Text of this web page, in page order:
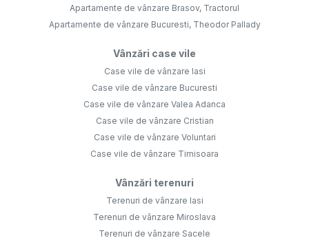
Apartamente de vânzare Brasov, Tractorul
Apartamente de vânzare Bucuresti, Theodor Pallady
Vânzări case vile
Case vile de vânzare Iasi
Case vile de vânzare Bucuresti
Case vile de vânzare Valea Adanca
Case vile de vânzare Cristian
Case vile de vânzare Voluntari
Case vile de vânzare Timisoara
Vânzări terenuri
Terenuri de vânzare Iasi
Terenuri de vânzare Miroslava
Terenuri de vânzare Sacele